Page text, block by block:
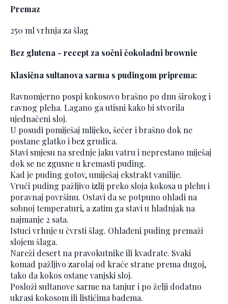
Premaz
250 ml vrhnja za šlag
Bez glutena - recept za sočni čokoladni brownie
Klasična sultanova sarma s pudingom priprema:
Ravnomjerno pospi kokosovo brašno po dnu širokog i
ravnog pleha. Lagano ga utisni kako bi stvorila
ujednačeni sloj.
U posudi pomiješaj mlijeko, šećer i brašno dok ne
postane glatko i bez grudica.
Stavi smjesu na srednje jaku vatru i neprestano miješaj
dok se ne zgusne u kremasti puding.
Kad je puding gotov, umiješaj ekstrakt vanilije.
Vrući puding pažljivo izlij preko sloja kokosa u plehu i
poravnaj površinu. Ostavi da se potpuno ohladi na
sobnoj temperaturi, a zatim ga stavi u hladnjak na
najmanje 2 sata.
Istuci vrhnje u čvrsti šlag. Ohlađeni puding premaži
slojem šlaga.
Nareži desert na pravokutnike ili kvadrate. Svaki
komad pažljivo zarolaj od kraće strane prema dugoj,
tako da kokos ostane vanjski sloj.
Posloži sultanove sarme na tanjur i po želji dodatno
ukrasi kokosom ili listićima badema.